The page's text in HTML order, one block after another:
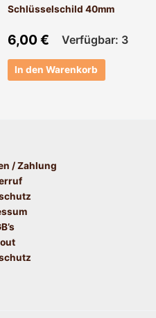
Schlüsselschild 40mm
6,00€ Verfügbar: 3
In den Warenkorb
/ Zahlung